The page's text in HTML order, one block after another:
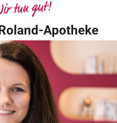
Apotheke